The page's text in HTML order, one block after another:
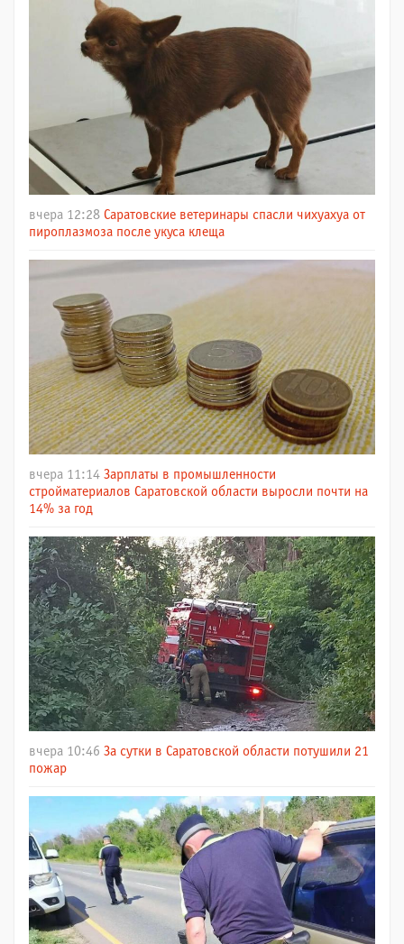
вчера 12:28 Саратовские ветеринары спасли чихуахуа от
пироплазмоза после укуса клеща
вчера 11:14 Зарплаты в промышленности
стройматериалов Саратовской области выросли почти на
14% за год
вчера 10:46 За сутки в Саратовской области потушили 21
пожар